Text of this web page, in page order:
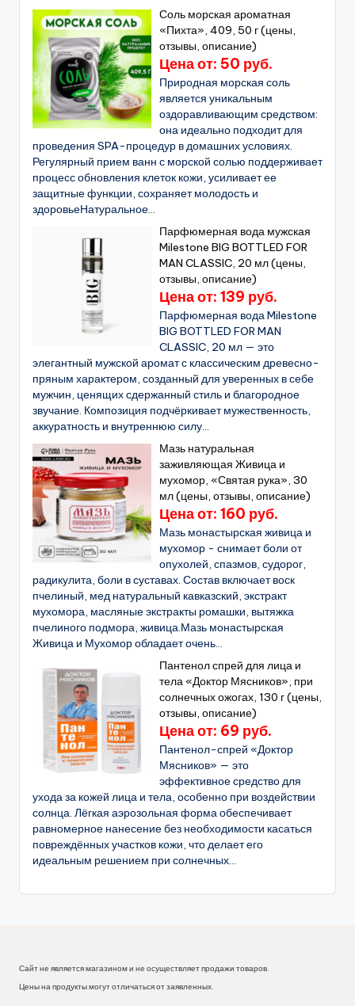
Соль морская ароматная
«Пихта», 409, 50 г (цены,
отзывы, описание)
Цена от: 50 руб.
Природная морская соль
является уникальным
оздоравливающим средством:
она идеально подходит для
проведения SPA-процедур в домашних условиях.
Регулярный прием ванн с морской солью поддерживает
процесс обновления клеток кожи, усиливает ее
защитные функции, сохраняет молодость и
здоровьеНатуральное...
Парфюмерная вода мужская
Milestone BIG BOTTLED FOR
MAN CLASSIC, 20 мл (цены,
отзывы, описание)
Цена от: 139 руб.
Парфюмерная вода Milestone
BIG BOTTLED FOR MAN
CLASSIC, 20 мл — это
элегантный мужской аромат с классическим древесно-
пряным характером, созданный для уверенных в себе
мужчин, ценящих сдержанный стиль и благородное
звучание. Композиция подчёркивает мужественность,
аккуратность и внутреннюю силу...
Мазь натуральная
заживляющая Живица и
мухомор, «Святая рука», 30
мл (цены, отзывы, описание)
Цена от: 160 руб.
Мазь монастырская живица и
мухомор - снимает боли от
опухолей, спазмов, судорог,
радикулита, боли в суставах. Состав включает воск
пчелиный, мед натуральный кавказский, экстракт
мухомора, масляные экстракты ромашки, вытяжка
пчелиного подмора, живица.Мазь монастырская
Живица и Мухомор обладает очень...
Пантенол спрей для лица и
тела «Доктор Мясников», при
солнечных ожогах, 130 г (цены,
отзывы, описание)
Цена от: 69 руб.
Пантенол-спрей «Доктор
Мясников» — это
эффективное средство для
ухода за кожей лица и тела, особенно при воздействии
солнца. Лёгкая аэрозольная форма обеспечивает
равномерное нанесение без необходимости касаться
повреждённых участков кожи, что делает его
идеальным решением при солнечных...
Сайт не является магазином и не осуществляет продажи товаров.
Цены на продукты могут отличаться от заявленных.